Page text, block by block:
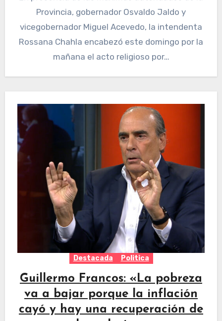
Provincia, gobernador Osvaldo Jaldo y
vicegobernador Miguel Acevedo, la intendenta
Rossana Chahla encabezó este domingo por la
mañana el acto religioso por…
Destacada Politica
Guillermo Francos: «La pobreza
va a bajar porque la inflación
cayó y hay una recuperación de